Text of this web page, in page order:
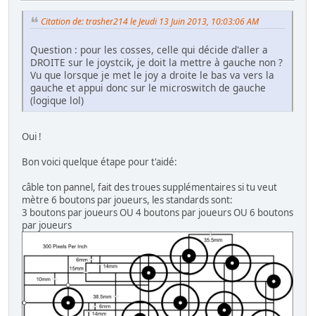
Citation de: trasher214 le Jeudi 13 Juin 2013, 10:03:06 AM
Question : pour les cosses, celle qui décide d'aller a
DROITE sur le joystcik, je doit la mettre à gauche non ?
Vu que lorsque je met le joy a droite le bas va vers la
gauche et appui donc sur le microswitch de gauche
(logique lol)
Oui !
Bon voici quelque étape pour t'aidé:
câble ton pannel, fait des troues supplémentaires si tu veut
mètre 6 boutons par joueurs, les standards sont:
3 boutons par joueurs OU 4 boutons par joueurs OU 6 boutons
par joueurs